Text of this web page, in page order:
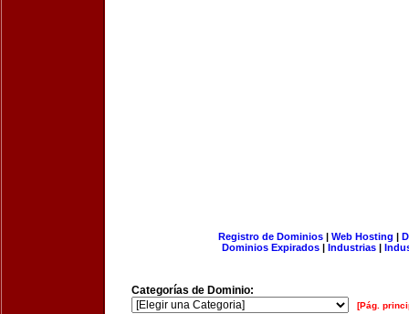
Registro de Dominios| Web Hosting |
Dominios Expirados | Industrias |
Categorías de Dominio:
[Pág.